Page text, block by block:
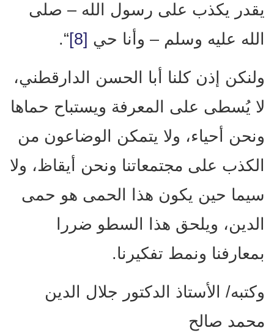
يقدر يكذب على رسول الله – صلى
الله عليه وسلم – وأنا حي [8]
“.
ولنكن إذن كلنا أبا الحسن الدارقطني،
لا يُسطى على المعرفة ويستباح حماها
ونحن أحياء، ولا يتمكن الوضاعون من
الكذب على مجتمعاتنا ونحن أيقاظ، ولا
سيما حين يكون هذا الحمى هو حمى
الدين، ويلحق هذا السطو ضررا
بمعارفنا ونمط تفكيرنا.
وكتبه/ الأستاذ الدكتور جلال الدين
محمد صالح